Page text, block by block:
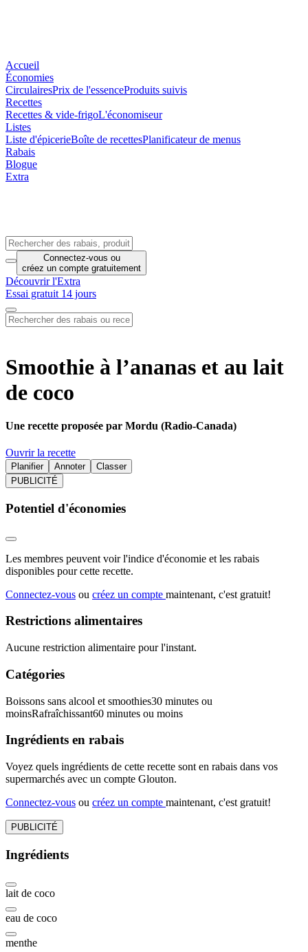
Accueil
Économies
CirculairesPrix de l'essenceProduits suivis
Recettes
Recettes & vide-frigoL'économiseur
Listes
Liste d'épicerieBoîte de recettesPlanificateur de menus
Rabais
Blogue
Extra
Connectez-vous ou
créez un compte gratuitement
Découvrir l'Extra
Essai gratuit 14 jours
Smoothie à l’ananas et au lait
de coco
Une recette proposée par Mordu (Radio-Canada)
Ouvrir la recette
Planifier Annoter
Classer
PUBLICITÉ
Potentiel d'économies
Les membres peuvent voir l'indice d'économie et les rabais
disponibles pour cette recette.
Connectez-vous ou créez un compte maintenant, c'est gratuit!
Restrictions alimentaires
Aucune restriction alimentaire pour l'instant.
Catégories
Boissons sans alcool et smoothies30 minutes ou
moinsRafraîchissant60 minutes ou moins
Ingrédients en rabais
Voyez quels ingrédients de cette recette sont en rabais dans vos
supermarchés avec un compte Glouton.
Connectez-vous ou créez un compte maintenant, c'est gratuit!
PUBLICITÉ
Ingrédients
lait de coco
eau de coco
menthe